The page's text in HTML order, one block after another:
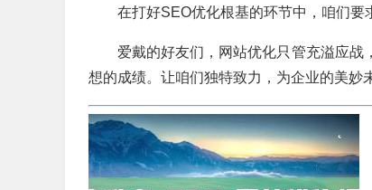
在打好SEO优化根基的环节中，咱们要
爱戴的好友们，网站优化只管充溢应
想的成绩。让咱们独特致力，为企业的美妙